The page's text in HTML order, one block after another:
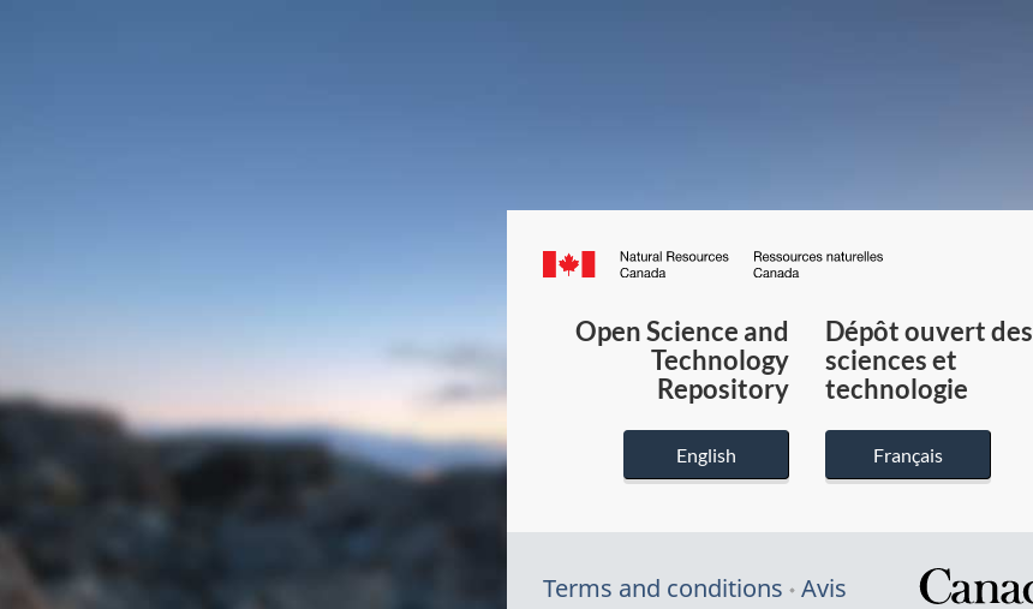
Canada.ca
du
Canada
Open Science and
Technology
Repository
English
Dépôt ouvert des
sciences et
technologie
Français
Terms and conditions Avis